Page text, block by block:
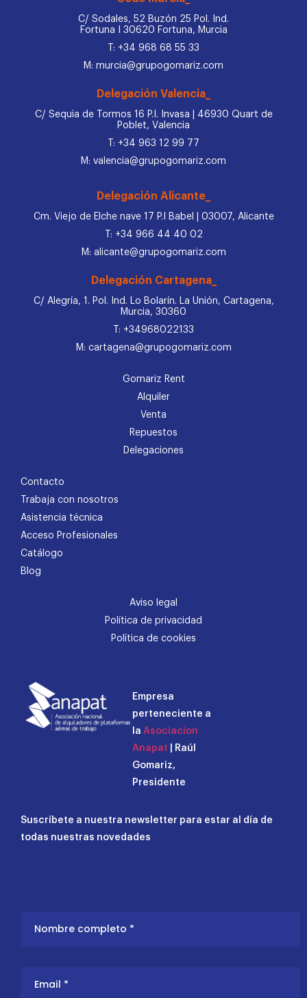
C/ Sodales, 52 Buzón 25 Pol. Ind.
Fortuna I 30620 Fortuna, Murcia
T: +34 968 68 55 33
M: murcia@grupogomariz.com
Delegación Valencia_
C/ Sequia de Tormos 16 P.I. Invasa | 46930 Quart de
Poblet, Valencia
T: +34 963 12 99 77
M: valencia@grupogomariz.com
Delegación Alicante_
Cm. Viejo de Elche nave 17 P.I Babel | 03007, Alicante
T: +34 966 44 40 02
M: alicante@grupogomariz.com
Delegación Cartagena_
C/ Alegría, 1. Pol. Ind. Lo Bolarín. La Unión, Cartagena,
Murcia, 30360
T: +34968022133
M: cartagena@grupogomariz.com
Gomariz Rent
Alquiler
Venta
Repuestos
Delegaciones
Contacto
Trabaja con nosotros
Asistencia técnica
Acceso Profesionales
Catálogo
Blog
Aviso legal
Política de privacidad
Política de cookies
Empresa
perteneciente a
la Asociacion
Anapat | Raúl
Gomariz,
Presidente
Suscríbete a nuestra newsletter para estar al día de
todas nuestras novedades